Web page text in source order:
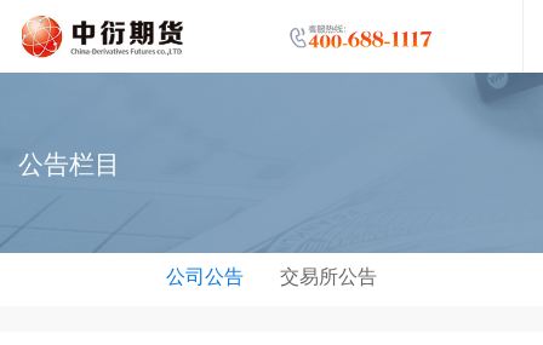
公告栏目
公司公告 交易所公告